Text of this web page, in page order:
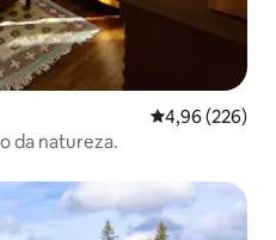
4,96 de uma
4,96 (226)
da natureza.